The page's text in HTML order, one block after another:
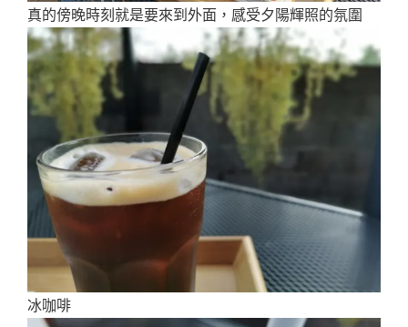
真的傍晚時刻就是要來到外面，感受夕陽輝照的氛圍
冰咖啡